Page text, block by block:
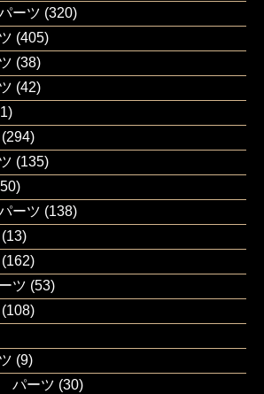
ーツ (320)
(405)
(38)
(42)
(294)
(135)
ーツ (138)
(13)
(162)
ツ (53)
(108)
(9)
パーツ (30)